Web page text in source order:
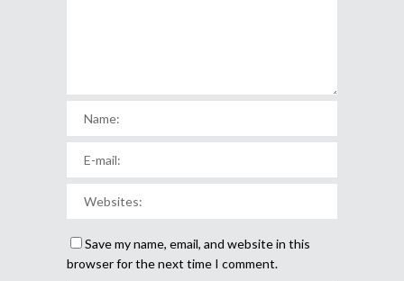
Save my name, email, and website in this
browser for the next time I comment.